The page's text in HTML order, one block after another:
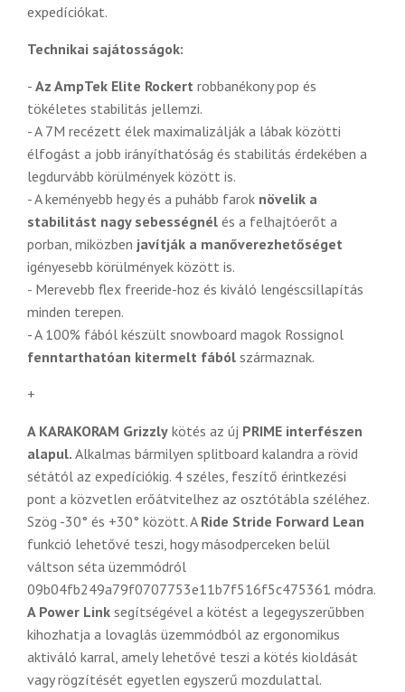
expedíciókat.
Technikai sajátosságok:
- Az AmpTek Elite Rockert robbanékony pop és
tökéletes stabilitás jellemzi.
- A 7M recézett élek maximalizálják a lábak közötti
élfogást a jobb irányíthatóság és stabilitás érdekében a
legdurvább körülmények között is.
- A keményebb hegy és a puhább farok növelik a
stabilitást nagy sebességnél és a felhajtóerőt a
porban, miközben javítják a manőverezhetőséget
igényesebb körülmények között is.
- Merevebb flex freeride-hoz és kiváló lengéscsillapítás
minden terepen.
- A 100% fából készült snowboard magok Rossignol
fenntarthatóan kitermelt fából származnak.
+
A KARAKORAM Grizzly kötés az új PRIME interfészen
alapul. Alkalmas bármilyen splitboard kalandra a rövid
sétától az expedíciókig. 4 széles, feszítő érintkezési
pont a közvetlen erőátvitelhez az osztótábla széléhez.
Szög -30° és +30° között. A Ride Stride Forward Lean
funkció lehetővé teszi, hogy másodperceken belül
váltson séta üzemmódról
09b04fb249a79f0707753e11b7f516f5c475361 módra.
A Power Link segítségével a kötést a legegyszerűbben
kihozhatja a lovaglás üzemmódból az ergonomikus
aktiváló karral, amely lehetővé teszi a kötés kioldását
vagy rögzítését egyetlen egyszerű mozdulattal.